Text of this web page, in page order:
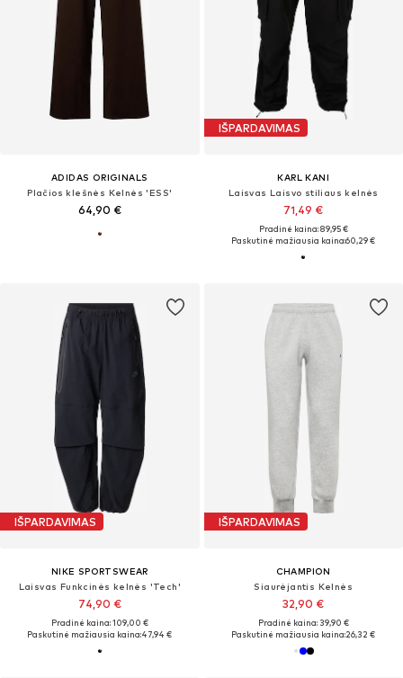
ADIDAS ORIGINALS
Plačios klešnės Kelnės 'ESS'
64,90 €
IŠPARDAVIMAS
KARL KANI
Laisvas Laisvo stiliaus kelnės
71,49 €
Pradinė kaina: 89,95 €
Paskutinė mažiausia kaina:60,29 €
IŠPARDAVIMAS
NIKE SPORTSWEAR
Laisvas Funkcinės kelnės 'Tech'
74,90 €
Pradinė kaina: 109,00 €
Paskutinė mažiausia kaina:47,94 €
IŠPARDAVIMAS
CHAMPION
Siaurėjantis Kelnės
32,90 €
Pradinė kaina: 39,90 €
Paskutinė mažiausia kaina:26,32 €